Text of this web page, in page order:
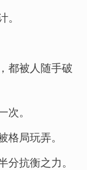
都被人随手破
。
局玩弄。
抗衡之力。